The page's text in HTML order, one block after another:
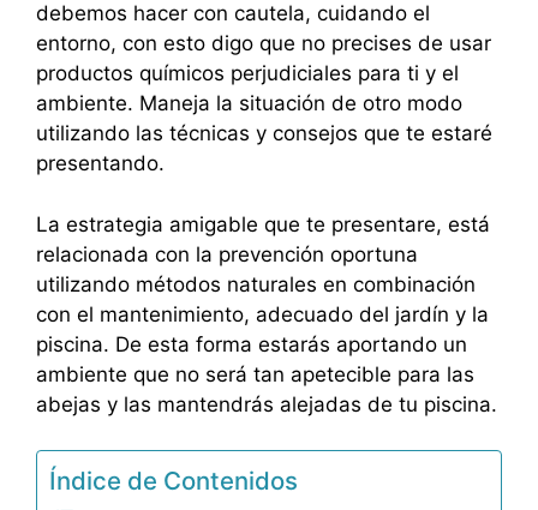
debemos hacer con cautela, cuidando el
entorno, con esto digo que no precises de usar
productos químicos perjudiciales para ti y el
ambiente. Maneja la situación de otro modo
utilizando las técnicas y consejos que te estaré
presentando.
La estrategia amigable que te presentare, está
relacionada con la prevención oportuna
utilizando métodos naturales en combinación
con el mantenimiento, adecuado del jardín y la
piscina. De esta forma estarás aportando un
ambiente que no será tan apetecible para las
abejas y las mantendrás alejadas de tu piscina.
Índice de Contenidos